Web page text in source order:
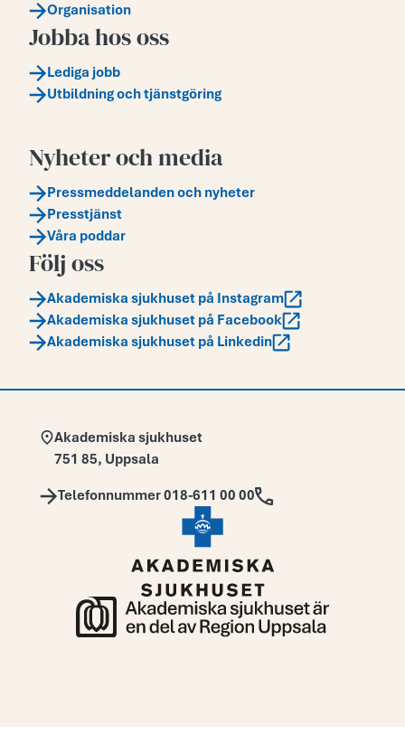
Organisation
Jobba hos oss
Lediga jobb
Utbildning och tjänstgöring
Nyheter och media
Pressmeddelanden och nyheter
Presstjänst
Våra poddar
Följ oss
Akademiska sjukhuset på Instagram
Akademiska sjukhuset på Facebook
Akademiska sjukhuset på Linkedin
Adress:
Akademiska sjukhuset
751 85, Uppsala
Telefon:
Telefonnummer 018-611 00 00